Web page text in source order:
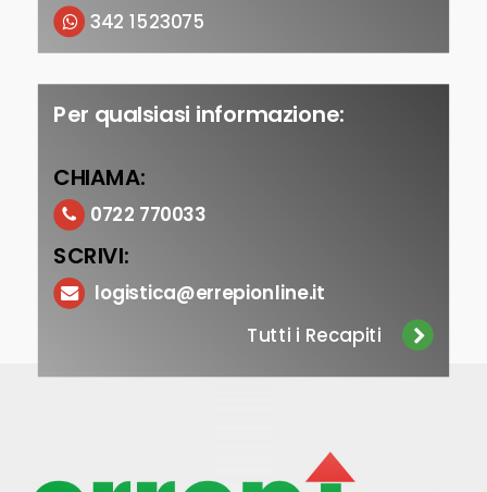
342 1523075
Per qualsiasi informazione:
CHIAMA:
0722 770033
SCRIVI:
logistica@errepionline.it
Tutti i Recapiti